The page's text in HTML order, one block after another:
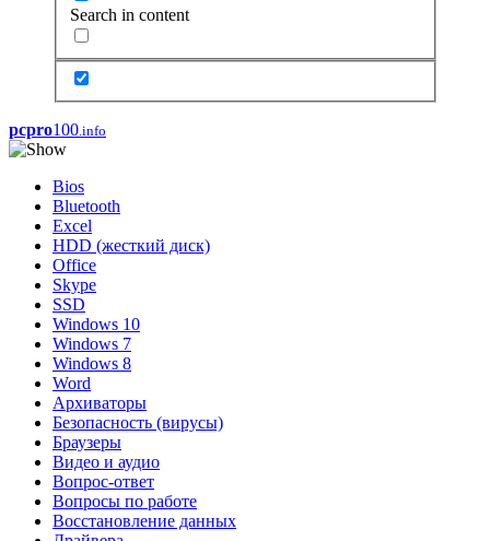
Search in content
pcpro100.info
Bios
Bluetooth
Excel
HDD (жесткий диск)
Office
Skype
SSD
Windows 10
Windows 7
Windows 8
Word
Архиваторы
Безопасность (вирусы)
Браузеры
Видео и аудио
Вопрос-ответ
Вопросы по работе
Восстановление данных